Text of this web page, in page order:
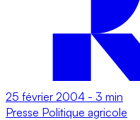
25 février 2004 - 3 min
Presse Politique agricole